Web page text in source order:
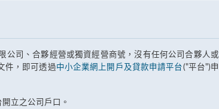
公司、合夥經營或獨資經營商號，沒有任何公司合夥人或
件，即可透過中小企業網上開戶及貸款申請平台("平台")申
立之公司戶口。